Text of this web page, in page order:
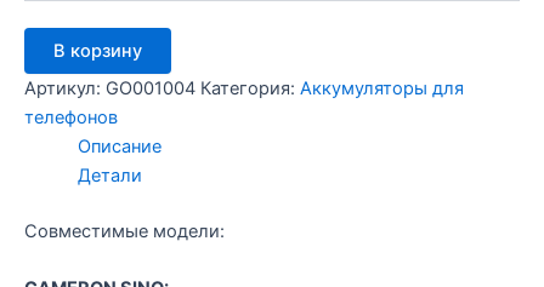
Количество
товара
CS-
HTD610XL
В корзину
Артикул: GO001004 Категория: Аккумуляторы для
телефонов
Описание
Детали
Совместимые модели: